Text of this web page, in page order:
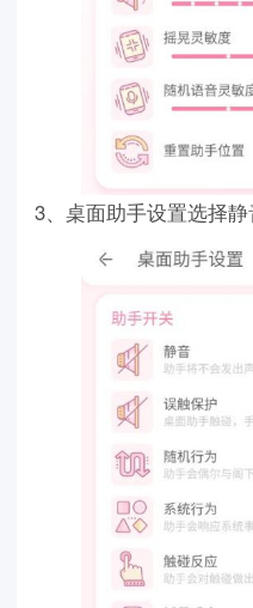
3、桌面助手设置选择静